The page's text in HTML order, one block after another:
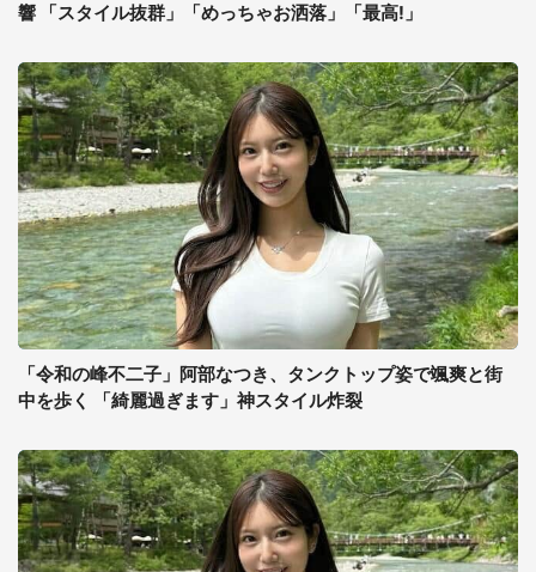
響 「スタイル抜群」「めっちゃお洒落」「最高!」
「令和の峰不二子」阿部なつき、タンクトップ姿で颯爽と街
中を歩く 「綺麗過ぎます」神スタイル炸裂